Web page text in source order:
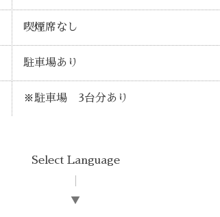
喫煙席なし
駐車場あり
※駐車場 3台分あり
Select Language
▼